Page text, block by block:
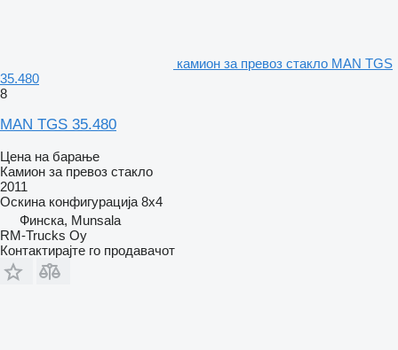
камион за превоз стакло MAN TGS
35.480
8
MAN TGS 35.480
Цена на барање
Камион за превоз стакло
2011
Оскина конфигурација 8x4
Финска, Munsala
RM-Trucks Oy
Контактирајте го продавачот